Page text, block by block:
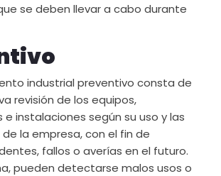
se deben llevar a cabo durante
industrial preventivo consta de
revisión de los equipos,
instalaciones según su uso y las
la empresa, con el fin de
fallos o averías en el futuro.
pueden detectarse malos usos o